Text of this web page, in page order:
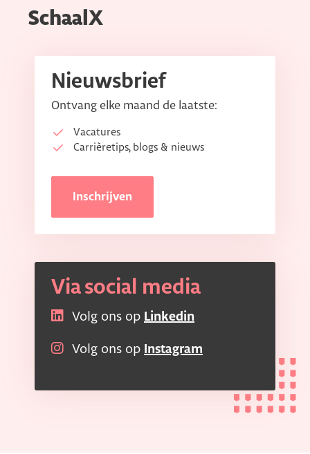
SchaalX
Nieuwsbrief
Ontvang elke maand de laatste:
Vacatures
Carrièretips, blogs & nieuws
Inschrijven
Via social media
Volg ons op Linkedin
Volg ons op Instagram